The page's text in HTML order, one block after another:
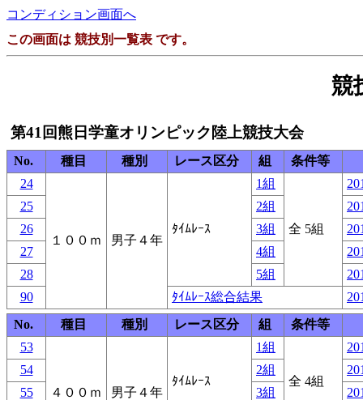
コンディション画面へ
この画面は 競技別一覧表 です。
競
第41回熊日学童オリンピック陸上競技大会
No. 種目 種別 レース区分 組
条件等
24
１００ｍ 男子４年
ﾀｲﾑﾚｰｽ
1組
全 5組
25
2組
26
3組
27
4組
28
5組
90
ﾀｲﾑﾚｰｽ総合結果
No.
種目 種別 レース区分 組
条件等
53
４００ｍ 男子４年
ﾀｲﾑﾚｰｽ
1組
全 4組
54
2組
55
3組